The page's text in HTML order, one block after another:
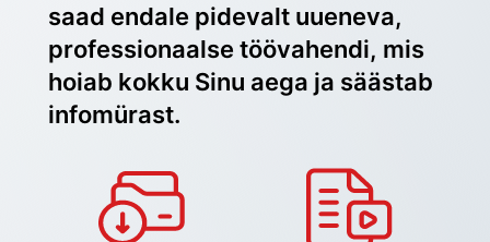
saad endale pidevalt uueneva,
professionaalse töövahendi, mis
hoiab kokku Sinu aega ja säästab
infomürast.